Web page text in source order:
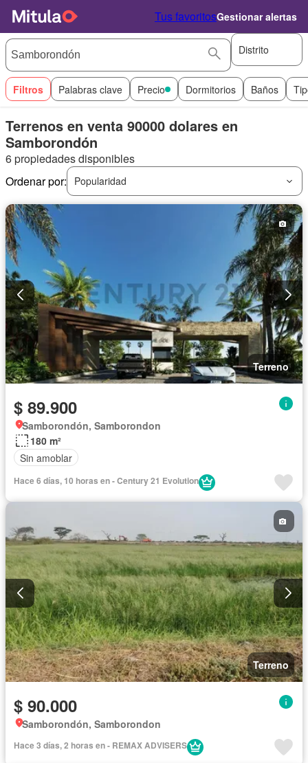
Tus favoritosGestionar alertas
Distrito
Filtros Palabras clave Precio Dormitorios Baños
Terrenos en venta 90000 dolares en
Samborondón
6 propiedades disponibles
Ordenar por:
Popularidad
Terreno
$ 89.900
Samborondón, Samborondon
180 m²
Sin amoblar
Hace 6 días, 10 horas en - Century 21 Evolution
Terreno
$ 90.000
Samborondón, Samborondon
Hace 3 días, 2 horas en - REMAX ADVISERS